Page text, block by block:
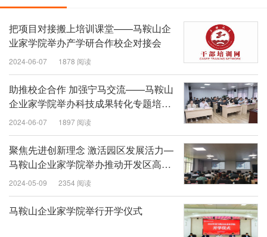
把项目对接搬上培训课堂——马鞍山企
业家学院举办产学研合作校企对接会
2024-06-07 1878 阅读
助推校企合作 加强宁马交流——马鞍山
企业家学院举办科技成果转化专题培训
班
2024-06-07 1897 阅读
聚焦先进创新理念 激活园区发展活力—
马鞍山企业家学院举办推动开发区高质
量发展专题培训班
2024-05-09 2354 阅读
马鞍山企业家学院举行开学仪式